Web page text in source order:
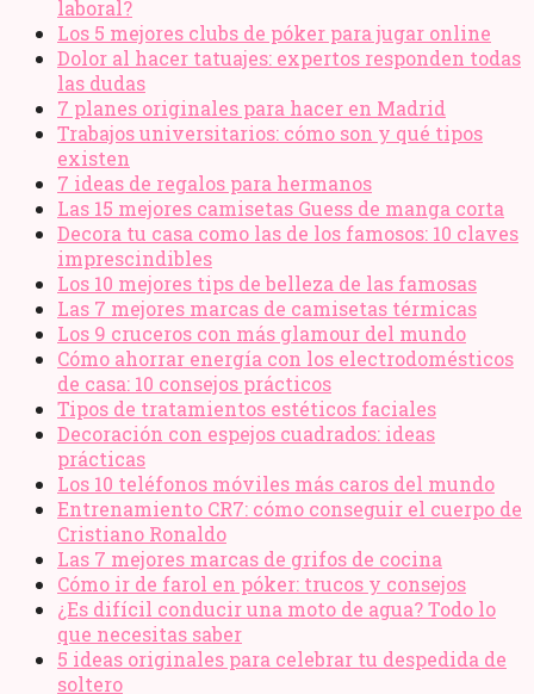
laboral?
Los 5 mejores clubs de póker para jugar online
Dolor al hacer tatuajes: expertos responden todas
las dudas
7 planes originales para hacer en Madrid
Trabajos universitarios: cómo son y qué tipos
existen
7 ideas de regalos para hermanos
Las 15 mejores camisetas Guess de manga corta
Decora tu casa como las de los famosos: 10 claves
imprescindibles
Los 10 mejores tips de belleza de las famosas
Las 7 mejores marcas de camisetas térmicas
Los 9 cruceros con más glamour del mundo
Cómo ahorrar energía con los electrodomésticos
de casa: 10 consejos prácticos
Tipos de tratamientos estéticos faciales
Decoración con espejos cuadrados: ideas
prácticas
Los 10 teléfonos móviles más caros del mundo
Entrenamiento CR7: cómo conseguir el cuerpo de
Cristiano Ronaldo
Las 7 mejores marcas de grifos de cocina
Cómo ir de farol en póker: trucos y consejos
¿Es difícil conducir una moto de agua? Todo lo
que necesitas saber
5 ideas originales para celebrar tu despedida de
soltero